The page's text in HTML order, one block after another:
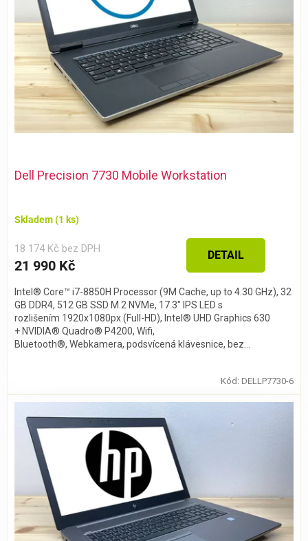
Dell Precision 7730 Mobile Workstation
Skladem(1 ks)
18 174 Kč bez DPH
21 990 Kč
DETAIL
Intel® Core™ i7-8850H Processor (9M Cache, up to 4.30 GHz), 32
GB DDR4, 512 GB SSD M.2 NVMe, 17.3" IPS LED s
rozlišením 1920x1080px (Full-HD), Intel® UHD Graphics 630
+ NVIDIA® Quadro® P4200, Wifi,
Bluetooth®, Webkamera, podsvícená klávesnice, bez...
Kód: DELLP7730-6